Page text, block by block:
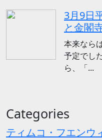
3月9日
と金閣寺
本来なら
予定でし
ら、「...
Categories
ティムコ・フエンウ